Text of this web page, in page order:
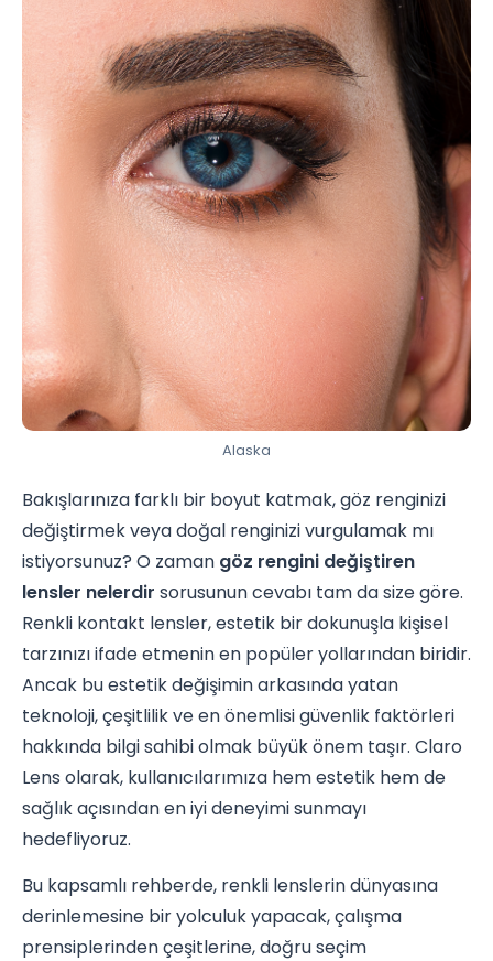
Alaska
Bakışlarınıza farklı bir boyut katmak, göz renginizi
değiştirmek veya doğal renginizi vurgulamak mı
istiyorsunuz? O zaman göz rengini değiştiren
lensler nelerdir sorusunun cevabı tam da size göre.
Renkli kontakt lensler, estetik bir dokunuşla kişisel
tarzınızı ifade etmenin en popüler yollarından biridir.
Ancak bu estetik değişimin arkasında yatan
teknoloji, çeşitlilik ve en önemlisi güvenlik faktörleri
hakkında bilgi sahibi olmak büyük önem taşır. Claro
Lens olarak, kullanıcılarımıza hem estetik hem de
sağlık açısından en iyi deneyimi sunmayı
hedefliyoruz.
Bu kapsamlı rehberde, renkli lenslerin dünyasına
derinlemesine bir yolculuk yapacak, çalışma
prensiplerinden çeşitlerine, doğru seçim